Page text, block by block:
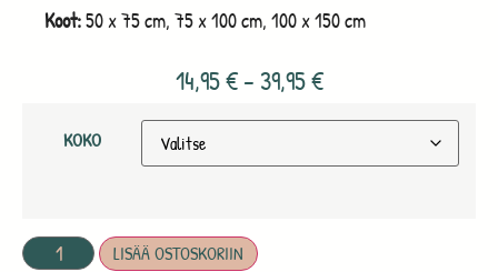
Koot:50 x 75 cm, 75 x 100 cm, 100 x 150 cm
14,95€ – 39,95€
KOKO
LISÄÄ OSTOSKORIIN